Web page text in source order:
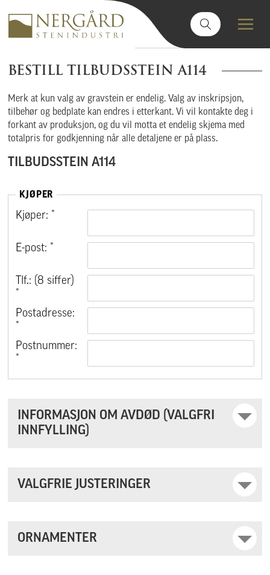
BESTILL TILBUDSSTEIN A114
Merk at kun valg av gravstein er endelig. Valg av inskripsjon,
tilbehør og bedplate kan endres i etterkant. Vi vil kontakte deg i
forkant av produksjon, og du vil motta et endelig skjema med
totalpris for godkjenning når alle detaljene er på plass.
TILBUDSSTEIN A114
KJØPER
Kjøper: *
E-post: *
Tlf.: (8 siffer)
Postadresse:
Postnummer:
INFORMASJON OM AVDØD (VALGFRI
INNFYLLING)
VALGFRIE JUSTERINGER
ORNAMENTER